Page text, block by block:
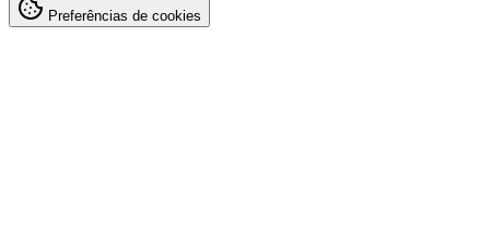
Preferências de cookies